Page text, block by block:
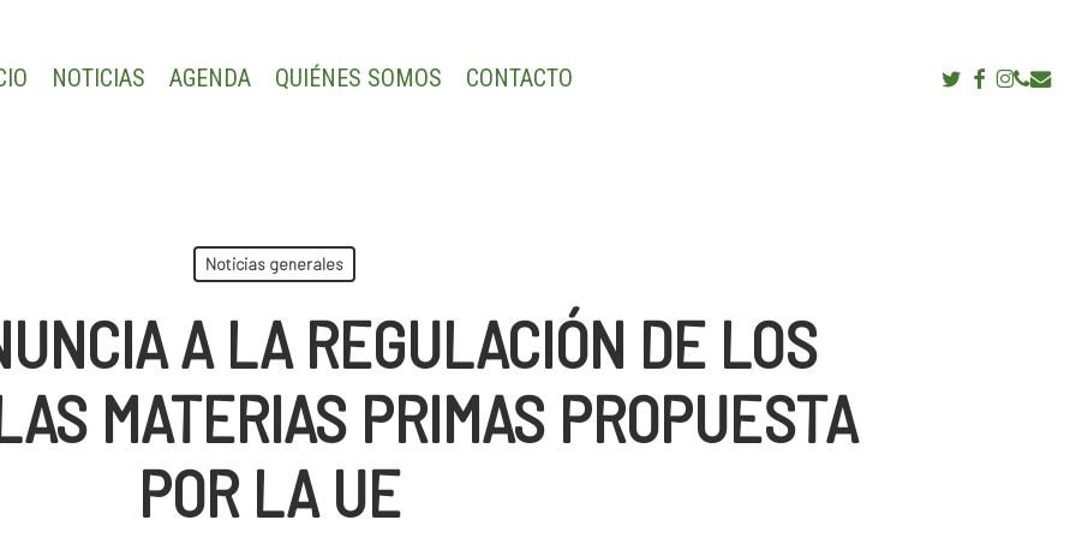
NOTICIAS AGENDA QUIÉNES SOMOS CONTACTO TWITTER
FACEBOOK
Noticias generales
A LA REGULACIÓN DE LOS
MATERIAS PRIMAS PROPUESTA
POR LA UE